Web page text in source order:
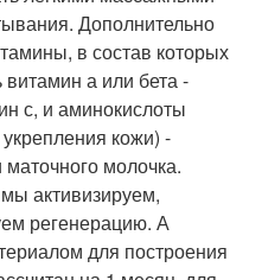
Дополнительно
в состав которых
а или бета -
с, и аминокислоты
кожи) -
молочка.
активизируем,
регенерацию. А
для построения